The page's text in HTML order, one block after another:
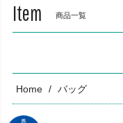
Item 商品一覧
Home バッグ